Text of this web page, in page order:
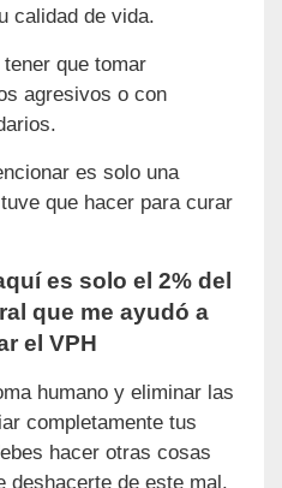
calidad de vida.
que tomar
agresivos o con
es solo una
que hacer para curar
es solo el 2% del
que me ayudó a
el VPH
humano y eliminar las
completamente tus
hacer otras cosas
deshacerte de este mal.